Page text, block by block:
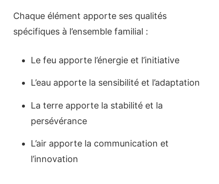
Chaque élément apporte ses qualités
spécifiques à l’ensemble familial :
Le feu apporte l’énergie et l’initiative
L’eau apporte la sensibilité et l’adaptation
La terre apporte la stabilité et la
persévérance
L’air apporte la communication et
l’innovation